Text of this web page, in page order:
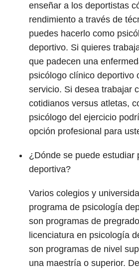
enseñar a los deportistas
rendimiento a través de
puedes hacerlo como
deportivo. Si quieres
que padecen una
psicólogo clínico deportivo
servicio. Si desea trabajar
cotidianos versus atletas,
psicólogo del ejercicio
opción profesional para
¿Dónde se puede estudiar
deportiva?
Varios colegios y
programa de psicología
son programas de
licenciatura en psicología
son programas de nivel
una maestría o superior.